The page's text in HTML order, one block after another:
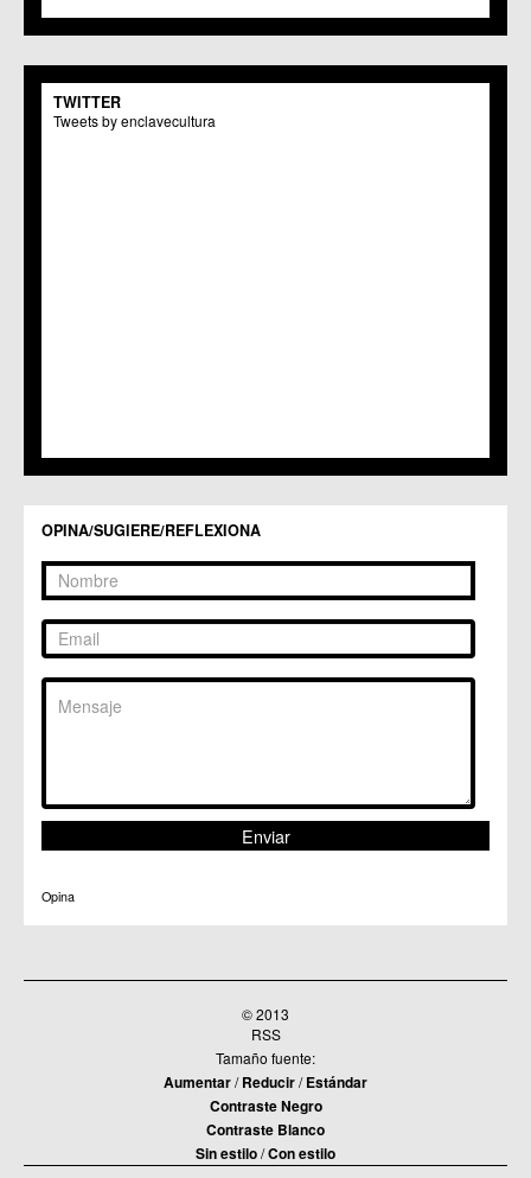
TWITTER
Tweets by enclavecultura
OPINA/SUGIERE/REFLEXIONA
Opina
© 2013
RSS
Tamaño fuente:
Aumentar/Reducir/Estándar
Contraste Negro
Contraste Blanco
Sin estilo/Con estilo